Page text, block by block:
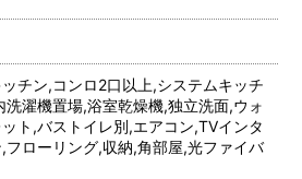
チン,コンロ2口以上,システムキッチ
洗濯機置場,浴室乾燥機,独立洗面,ウォ
ト,バストイレ別,エアコン,TVインタ
フローリング,収納,角部屋,光ファイバ